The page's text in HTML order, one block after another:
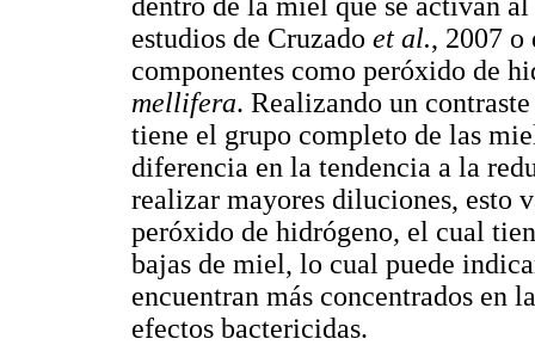
estudios de Cruzado et al., 2007 o
componentes como peróxido de
mellifera. Realizando un
tiene el grupo completo de las
diferencia en la tendencia a la
realizar mayores diluciones, esto
peróxido de hidrógeno, el cual
bajas de miel, lo cual puede
encuentran más concentrados en
efectos bactericidas.